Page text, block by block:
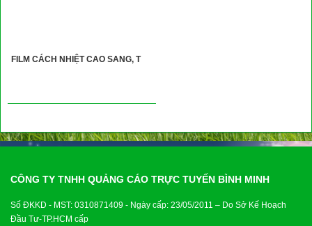
FILM CÁCH NHIỆT CAO SANG, T
CÔNG TY TNHH QUẢNG CÁO TRỰC TUYẾN BÌNH MINH
Số ĐKKD - MST: 0310871409 - Ngày cấp: 23/05/2011 – Do Sở Kế Hoạch
Đầu Tư-TP.HCM cấp